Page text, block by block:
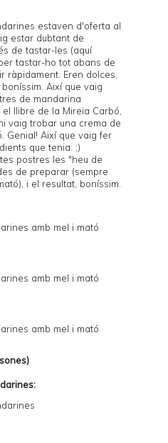
estaven d'oferta al
estar dubtant de
de tastar-les (aquí
tastar-ho tot abans de
ràpidament. Eren dolces,
Així que vaig
de mandarina
llibre de la Mireia Carbó,
hi vaig trobar una crema de
Genial! Així que vaig fer
que tenia. ;)
postres les "heu de
de preparar (sempre
i el resultat, boníssim.